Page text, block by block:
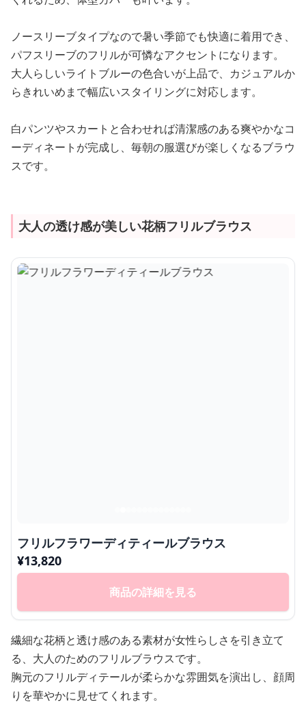
ノースリーブタイプなので暑い季節でも快適に着用でき、
パフスリーブのフリルが可憐なアクセントになります。
大人らしいライトブルーの色合いが上品で、カジュアルか
らきれいめまで幅広いスタイリングに対応します。
白パンツやスカートと合わせれば清潔感のある爽やかなコ
ーディネートが完成し、毎朝の服選びが楽しくなるブラウ
スです。
大人の透け感が美しい花柄フリルブラウス
フリルフラワーディティールブラウス
¥13,820
商品の詳細を見る
繊細な花柄と透け感のある素材が女性らしさを引き立て
る、大人のためのフリルブラウスです。
胸元のフリルディテールが柔らかな雰囲気を演出し、顔周
りを華やかに見せてくれます。